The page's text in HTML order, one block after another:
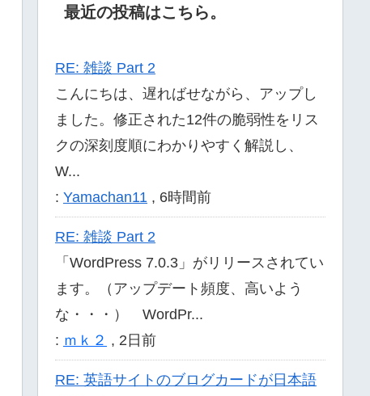
最近の投稿はこちら。
RE: 雑談 Part 2
こんにちは、遅ればせながら、アップし
ました。修正された12件の脆弱性をリス
クの深刻度順にわかりやすく解説し、
W...
: Yamachan11 , 6時間前
RE: 雑談 Part 2
「WordPress 7.0.3」がリリースされてい
ます。（アップデート頻度、高いよう
な・・・） WordPr...
: ｍｋ２ , 2日前
RE: 英語サイトのブログカードが日本語